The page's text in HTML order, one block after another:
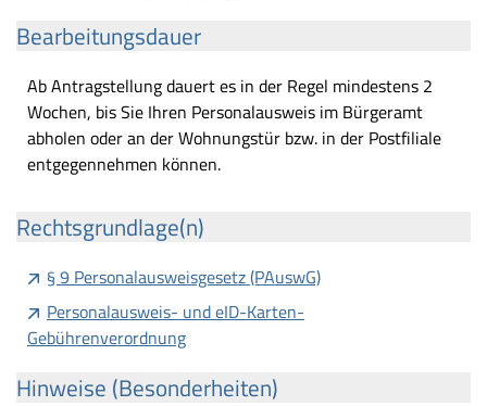
Bearbeitungsdauer
Ab Antragstellung dauert es in der Regel mindestens 2
Wochen, bis Sie Ihren Personalausweis im Bürgeramt
abholen oder an der Wohnungstür bzw. in der Postfiliale
entgegennehmen können.
Rechtsgrundlage(n)
§ 9 Personalausweisgesetz (PAuswG)
Personalausweis- und eID-Karten-
Gebührenverordnung
Hinweise (Besonderheiten)